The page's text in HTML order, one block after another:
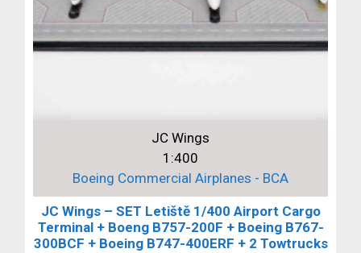
JC Wings
1:400
Boeing Commercial Airplanes - BCA
JC Wings – SET Letiště 1/400 Airport Cargo
Terminal + Boeng B757-200F + Boeing B767-
300BCF + Boeing B747-400ERF + 2 Towtrucks